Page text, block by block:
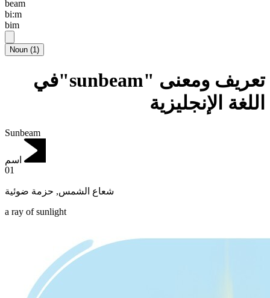
beam
bi:m
bim
Noun (1)
تعريف ومعنى "sunbeam"في
اللغة الإنجليزية
Sunbeam
اسم
01
شعاع الشمس, حزمة ضوئية
a ray of sunlight